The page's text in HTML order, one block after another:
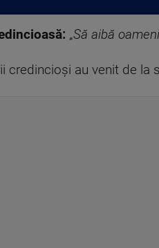
„Să aibă
credincioși au venit de la